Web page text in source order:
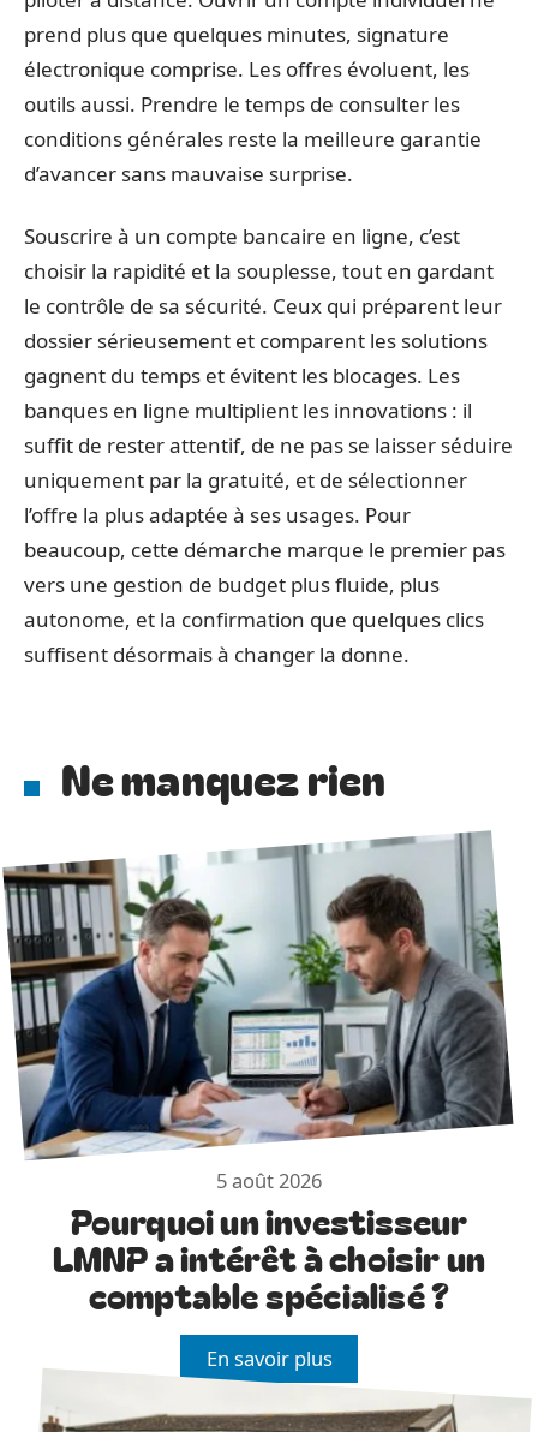
prend plus que quelques minutes, signature
électronique comprise. Les offres évoluent, les
outils aussi. Prendre le temps de consulter les
conditions générales reste la meilleure garantie
d’avancer sans mauvaise surprise.
Souscrire à un compte bancaire en ligne, c’est
choisir la rapidité et la souplesse, tout en gardant
le contrôle de sa sécurité. Ceux qui préparent leur
dossier sérieusement et comparent les solutions
gagnent du temps et évitent les blocages. Les
banques en ligne multiplient les innovations : il
suffit de rester attentif, de ne pas se laisser séduire
uniquement par la gratuité, et de sélectionner
l’offre la plus adaptée à ses usages. Pour
beaucoup, cette démarche marque le premier pas
vers une gestion de budget plus fluide, plus
autonome, et la confirmation que quelques clics
suffisent désormais à changer la donne.
Ne manquez rien
5 août 2026
Pourquoi un investisseur
LMNP a intérêt à choisir un
comptable spécialisé ?
En savoir plus